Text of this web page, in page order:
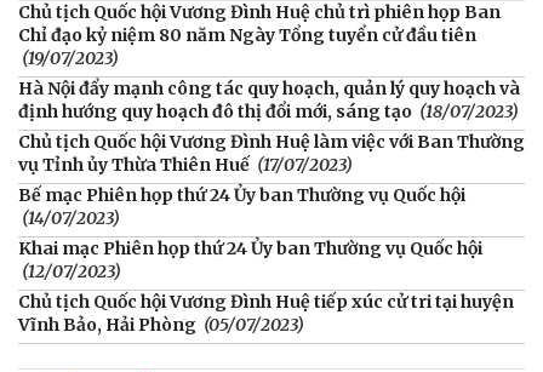
Chủ tịch Quốc hội Vương Đình Huệ chủ trì phiên họp Ban
Chỉ đạo kỷ niệm 80 năm Ngày Tổng tuyển cử đầu tiên
(19/07/2023)
Hà Nội đẩy mạnh công tác quy hoạch, quản lý quy hoạch và
định hướng quy hoạch đô thị đổi mới, sáng tạo (18/07/2023)
Chủ tịch Quốc hội Vương Đình Huệ làm việc với Ban Thường
vụ Tỉnh ủy Thừa Thiên Huế (17/07/2023)
Bế mạc Phiên họp thứ 24 Ủy ban Thường vụ Quốc hội
(14/07/2023)
Khai mạc Phiên họp thứ 24 Ủy ban Thường vụ Quốc hội
(12/07/2023)
Chủ tịch Quốc hội Vương Đình Huệ tiếp xúc cử tri tại huyện
Vĩnh Bảo, Hải Phòng (05/07/2023)